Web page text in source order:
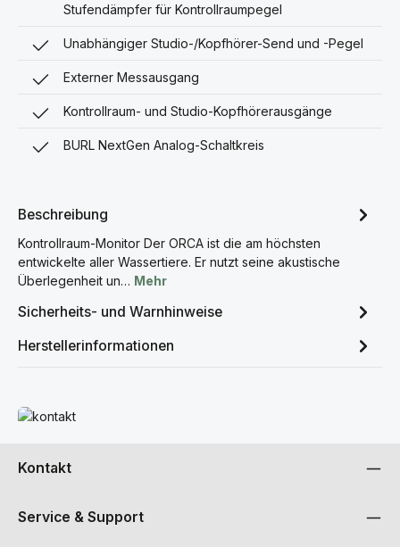
Stufendämpfer für Kontrollraumpegel
Unabhängiger Studio-/Kopfhörer-Send und -Pegel
Externer Messausgang
Kontrollraum- und Studio-Kopfhörerausgänge
BURL NextGen Analog-Schaltkreis
Beschreibung
Kontrollraum-Monitor Der ORCA ist die am höchsten
entwickelte aller Wassertiere. Er nutzt seine akustische
Überlegenheit un… Mehr
Sicherheits- und Warnhinweise
Herstellerinformationen
Mehr erfahren
Kontakt
Service & Support